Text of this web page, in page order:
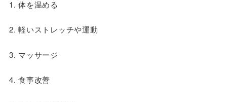
1. 体を温める
2. 軽いストレッチや運動
3. マッサージ
4. 食事改善